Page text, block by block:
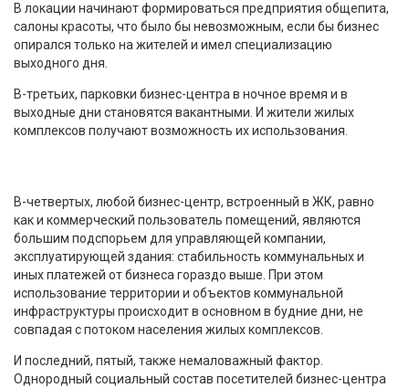
В локации начинают формироваться предприятия общепита,
салоны красоты, что было бы невозможным, если бы бизнес
опирался только на жителей и имел специализацию
выходного дня.
В-третьих, парковки бизнес-центра в ночное время и в
выходные дни становятся вакантными. И жители жилых
комплексов получают возможность их использования.
В-четвертых, любой бизнес-центр, встроенный в ЖК, равно
как и коммерческий пользователь помещений, являются
большим подспорьем для управляющей компании,
эксплуатирующей здания: стабильность коммунальных и
иных платежей от бизнеса гораздо выше. При этом
использование территории и объектов коммунальной
инфраструктуры происходит в основном в будние дни, не
совпадая с потоком населения жилых комплексов.
И последний, пятый, также немаловажный фактор.
Однородный социальный состав посетителей бизнес-центра